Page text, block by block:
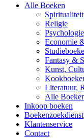
Alle Boeken
Religie
Economie
Fantasy &
Kunst,
Literatuur,
Alle
Inkoop boeken
Boekenzoekdienst
Klantenservice
Contact